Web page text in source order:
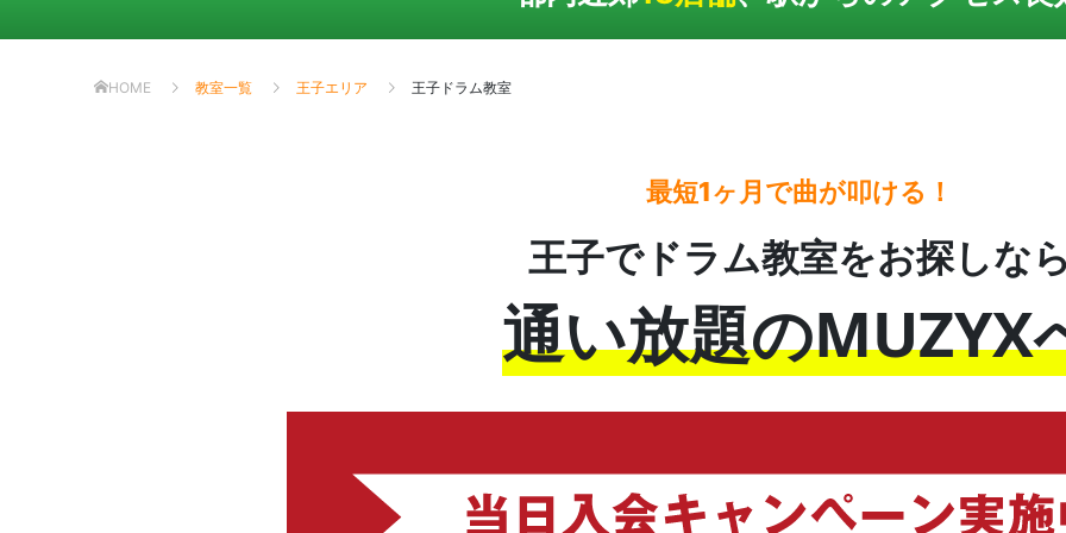
HOME 教室一覧 王子エリア 王子ドラム教室
最短1ヶ月で曲が叩ける！
王子でドラム教室をお探しな
通い放題のMUZYX